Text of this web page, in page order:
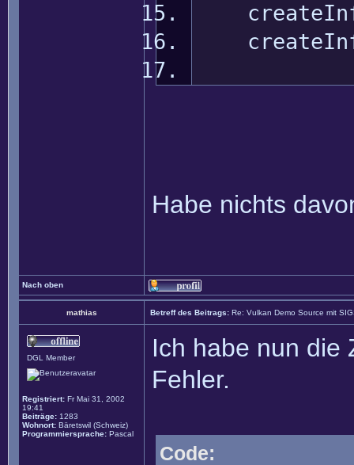
Habe nichts
Nach oben
mathias Betreff des Beitrags: Re: Vulkan Demo Source mit
DGL Member
Registriert: Fr Mai 31, 2002
19:41
Beiträge: 1283
Wohnort: Bäretswil (Schweiz)
Programmiersprache: Pascal
Ich habe nun die
Fehler.
Code: